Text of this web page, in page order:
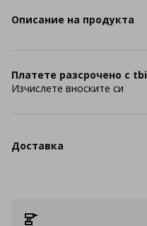
Описание на продукта
Платете разсрочено с tbi
Изчислете вноските си
Доставка